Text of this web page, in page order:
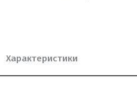
Характеристики